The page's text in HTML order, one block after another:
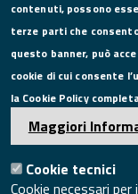
SEGUICI SU
SITO WEB
Accesso redazione
contenuti, possono
terze parti che
questo banner, può
cookie di cui consente
la Cookie Policy
Maggiori
Cookie tecnici
Cookie necessari